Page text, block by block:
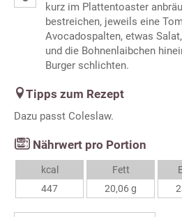
kurz im Plattentoaster
bestreichen, jeweils eine
Avocadospalten, etwas
und die Bohnenlaibchen
Burger schlichten.
Tipps zum Rezept
Dazu passt Coleslaw.
Nährwert pro Portion
kcal
447
Fett
20,06 g